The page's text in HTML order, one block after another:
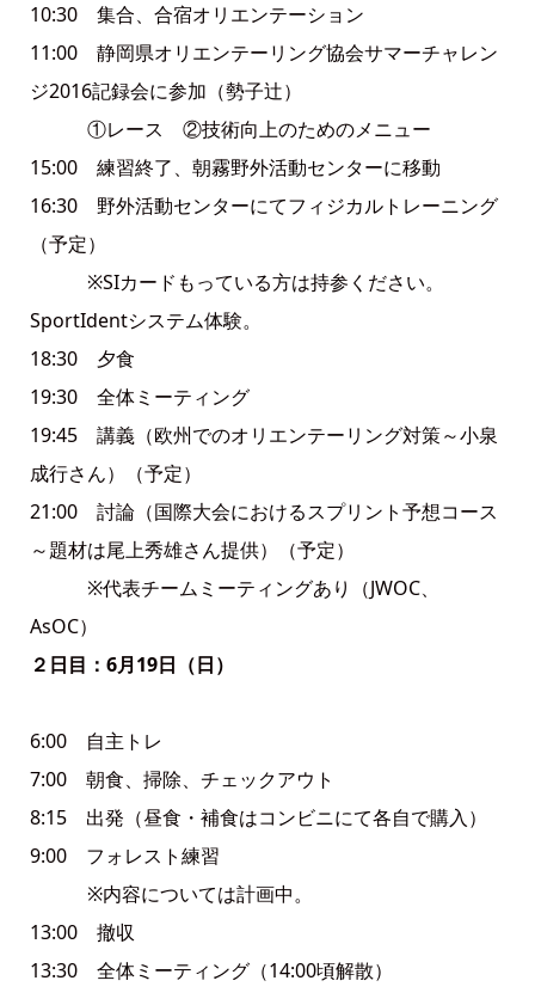
10:30 集合、合宿オリエンテーション
11:00 静岡県オリエンテーリング協会サマーチャレン
ジ2016記録会に参加（勢子辻）
①レース ②技術向上のためのメニュー
15:00 練習終了、朝霧野外活動センターに移動
16:30 野外活動センターにてフィジカルトレーニング
（予定）
※SIカードもっている方は持参ください。
SportIdentシステム体験。
18:30 夕食
19:30 全体ミーティング
19:45 講義（欧州でのオリエンテーリング対策～小泉
成行さん）（予定）
21:00 討論（国際大会におけるスプリント予想コース
～題材は尾上秀雄さん提供）（予定）
※代表チームミーティングあり（JWOC、
AsOC）
２日目：6月19日（日）
6:00 自主トレ
7:00 朝食、掃除、チェックアウト
8:15 出発（昼食・補食はコンビニにて各自で購入）
9:00 フォレスト練習
※内容については計画中。
13:00 撤収
13:30 全体ミーティング（14:00頃解散）